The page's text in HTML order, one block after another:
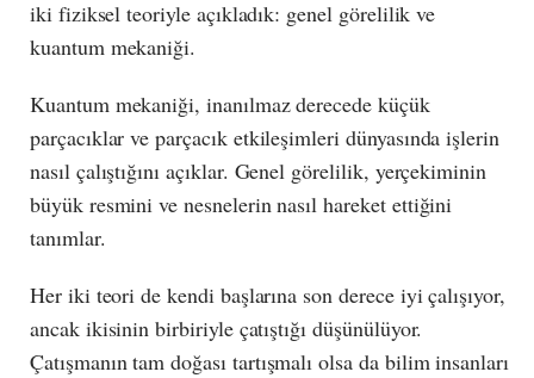
iki fiziksel teoriyle açıkladık: genel görelilik ve
kuantum mekaniği.
Kuantum mekaniği, inanılmaz derecede küçük
parçacıklar ve parçacık etkileşimleri dünyasında işlerin
nasıl çalıştığını açıklar. Genel görelilik, yerçekiminin
büyük resmini ve nesnelerin nasıl hareket ettiğini
tanımlar.
Her iki teori de kendi başlarına son derece iyi çalışıyor,
ancak ikisinin birbiriyle çatıştığı düşünülüyor.
Çatışmanın tam doğası tartışmalı olsa da bilim insanları